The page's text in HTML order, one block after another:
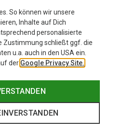
So können wir unsere
Inhalte auf Dich
personalisierte
Zustimmung schließt ggf. die
u.a. auch in den USA ein.
der Google Privacy Site.